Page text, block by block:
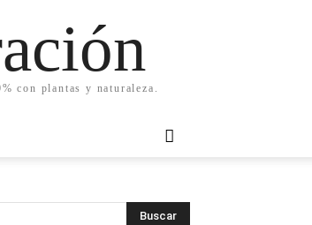
con plantas y naturaleza.